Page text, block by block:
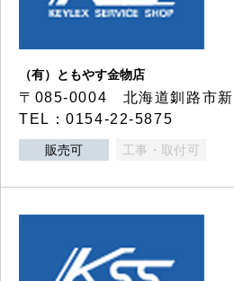
（有）ともやす金物店
〒085-0004 北海道釧路市
TEL：0154-22-5875
販売可 工事・取付可